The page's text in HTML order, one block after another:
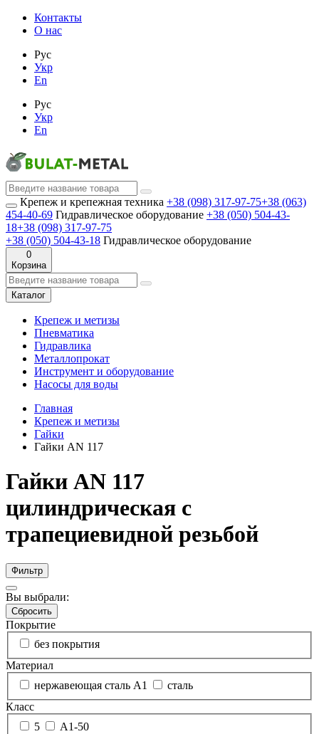
Контакты
О нас
Рус
Укр
En
Рус
Укр
En
Крепеж и крепежная техника +38 (098) 317-97-75+38 (063)
454-40-69 Гидравлическое оборудование +38 (050) 504-43-
18+38 (098) 317-97-75
+38 (050) 504-43-18 Гидравлическое оборудование
0
Корзина
Каталог
Крепеж и метизы
Пневматика
Гидравлика
Металлопрокат
Инструмент и оборудование
Насосы для воды
Главная
Крепеж и метизы
Гайки
Гайки AN 117
Гайки AN 117
цилиндрическая с
трапециевидной резьбой
Фильтр
Вы выбрали:
Сбросить
Покрытие
без покрытия
Материал
нержавеющая сталь А1
сталь
Класс
5
А1-50